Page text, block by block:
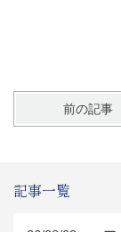
前の記事
記事一覧